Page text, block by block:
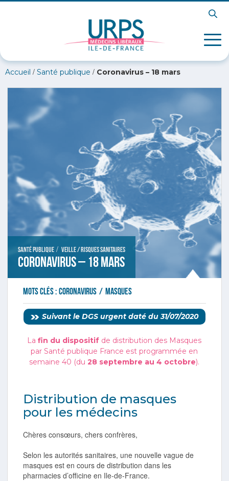
Accueil / Santé publique / Coronavirus – 18 mars
Santé publique / Veille / Risques sanitaires
Coronavirus – 18 mars
Mots clés : coronavirus / masques
Suivant le DGS urgent daté du 31/07/2020
Lafin du dispositif de distribution des Masques
par Santé publique France est programmée en
semaine 40 (du28 septembre au 4 octobre).
Distribution de masques
pour les médecins
Chères consœurs, chers confrères,
Selon les autorités sanitaires, une nouvelle vague de
masques est en cours de distribution dans les
pharmacies d’officine en Ile-de-France.